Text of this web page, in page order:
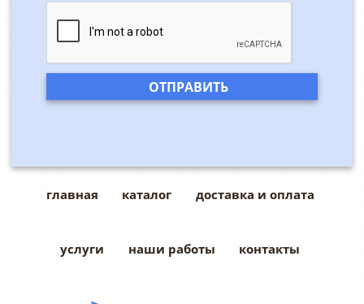
главная каталог доставка и оплата
услуги наши работы контакты